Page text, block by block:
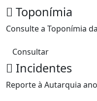
Toponímia
Consulte a Toponímia
Consultar
Incidentes
Reporte à Autarquia